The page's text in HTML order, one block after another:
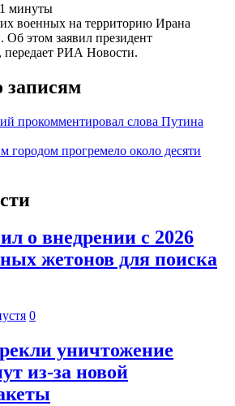
1 минуты
военных на территорию Ирана
Об этом заявил президент
РИА Новости.
записям
прокомментировал слова Путина
городом прогремело около десяти
о внедрении с 2026
жетонов для поиска
0
уничтожение
из-за новой